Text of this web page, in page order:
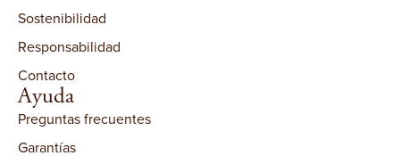
Sostenibilidad
Responsabilidad
Contacto
Ayuda
Preguntas frecuentes
Garantías